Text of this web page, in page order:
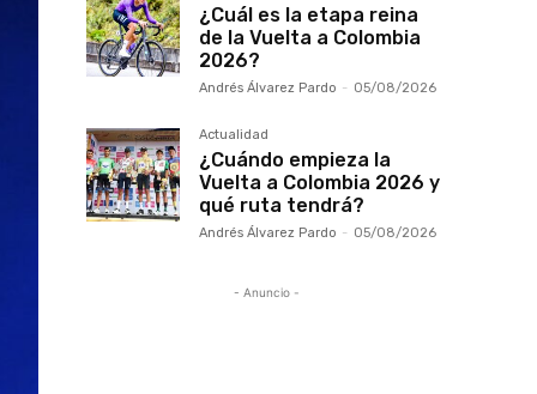
¿Cuál es la etapa reina
de la Vuelta a Colombia
2026?
Andrés Álvarez Pardo - 05/08/2026
Actualidad
¿Cuándo empieza la
Vuelta a Colombia 2026 y
qué ruta tendrá?
Andrés Álvarez Pardo - 05/08/2026
- Anuncio -